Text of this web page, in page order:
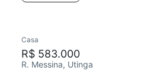
Casa
R$ 583.000
R. Messina, Utinga